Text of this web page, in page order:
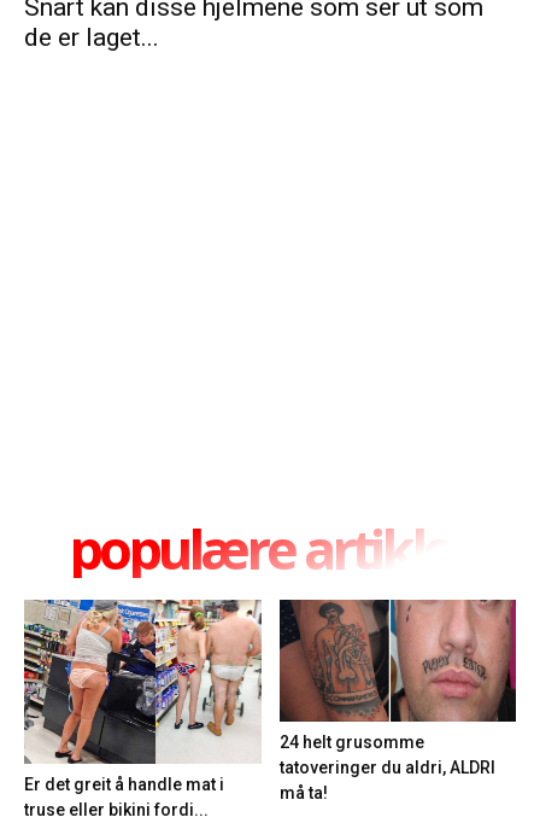
Snart kan disse hjelmene som ser ut som
de er laget...
populære artikler
Er det greit å handle mat i
truse eller bikini fordi...
24 helt grusomme
tatoveringer du aldri, ALDRI
må ta!